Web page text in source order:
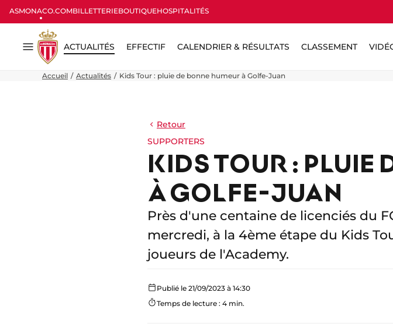
ASMONACO.COMBILLETTERIEBOUTIQUEHOSPITALITÉS
Menu
ACTUALITÉS EFFECTIF CALENDRIER & RÉSULTATS CLASSEMENT
Accueil Actualités Kids Tour : pluie de bonne humeur à Golfe-Juan
Retour
SUPPORTERS
KIDS TOUR : PLUIE
À GOLFE-JUAN
Près d'une centaine de licenciés du
mercredi, à la 4ème étape du Kids
joueurs de l'Academy.
Publié le 21/09/2023 à 14:30
Temps de lecture : 4 min.